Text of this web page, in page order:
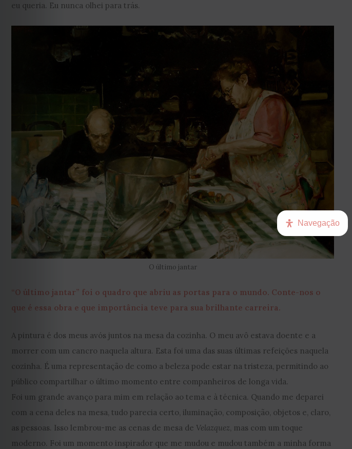
JULHO
2026
2025
2024
2023
2022
2021
Obras
de
Capa
Contactos
Estatuto
eu queria. Eu nunca olhei para trás.
O último jantar
“O último jantar” foi o quadro que abriu as portas para o mundo. Conte-nos o
que é essa obra e que importância teve para sua brilhante carreira.
A pintura é dos meus avós juntos na mesa da cozinha. O meu avô estava doente e a
morrer com um cancro naquela altura. Esta foi uma das suas últimas refeições naquela
cozinha. É uma representação de como a beleza pode estar na tristeza, permitindo ao
público compartilhar o último momento entre companheiros de longa vida.
Foi um grande avanço para mim em relação ao tema e à técnica. Quando me deparei
com a cena deles na mesa, tudo parecia certo, iluminação, composição, objetos e, claro,
as pessoas. Isso lembrou-me as cenas de mesa de Velazquez, mas com um toque
moderno. Foi um momento inspirador que me mudou e mudou também a minha forma
Navegação